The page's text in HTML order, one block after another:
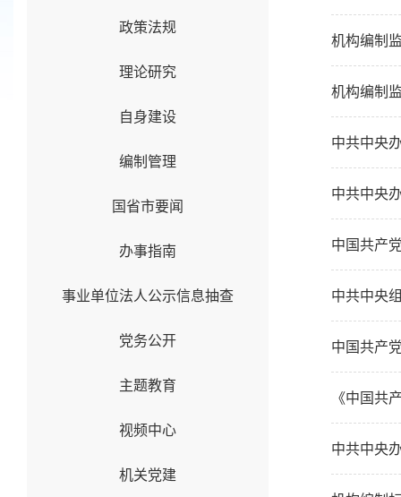
政策法规
理论研究
自身建设
编制管理
国省市要闻
办事指南
事业单位法人公示信息抽查
党务公开
主题教育
视频中心
机关党建
机构编制
机构编制
中共中央
中共中央
中国共产
中共中央
中国共产
《中国共
中共中央